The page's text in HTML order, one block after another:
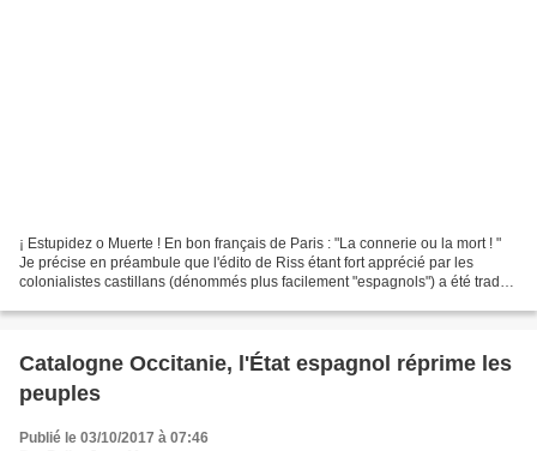
¡ Estupidez o Muerte ! En bon français de Paris : "La connerie ou la mort ! "
Je précise en préambule que l'édito de Riss étant fort apprécié par les
colonialistes castillans (dénommés plus facilement "espagnols") a été traduit
Catalogne Occitanie, l'État espagnol réprime les
peuples
Publié le 03/10/2017 à 07:46